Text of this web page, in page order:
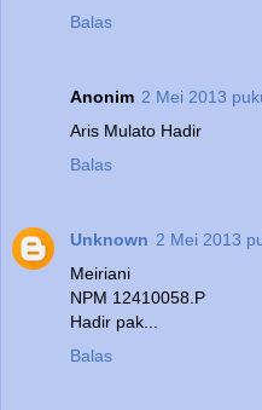
Balas
Anonim 2 Mei 2013
Aris Mulato Hadir
Balas
Unknown 2 Mei 2013
Meiriani
NPM 12410058.P
Hadir pak...
Balas